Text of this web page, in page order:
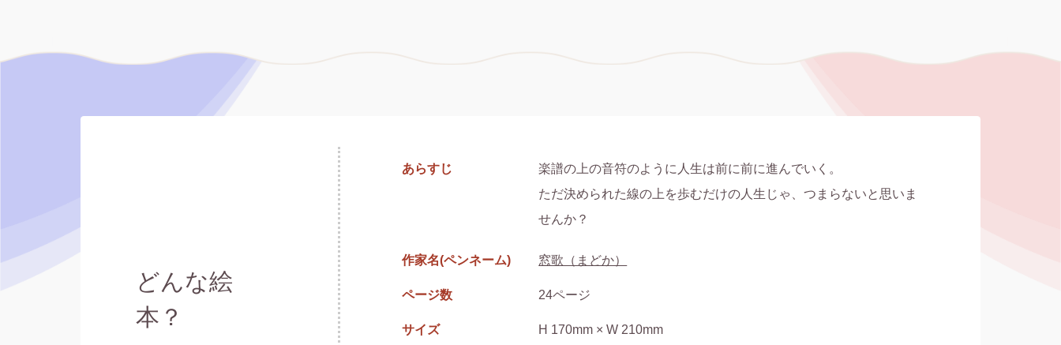
どんな絵
本？
あらすじ
楽譜の上の音符のように人生は前に前に進んでいく。
ただ決められた線の上を歩むだけの人生じゃ、つまらないと思いま
せんか？
作家名(ペンネーム) 窓歌（まどか）
ページ数 24ページ
サイズ H 170mm × W 210mm